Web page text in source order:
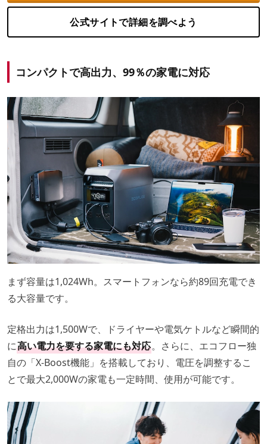
公式サイトで詳細を調べよう
コンパクトで高出力、99％の家電に対応
まず容量は1,024Wh。スマートフォンなら約89回充電でき
る大容量です。
定格出力は1,500Wで、ドライヤーや電気ケトルなど瞬間的
に高い電力を要する家電にも対応。さらに、エコフロー独
自の「X-Boost機能」を搭載しており、電圧を調整するこ
とで最大2,000Wの家電も一定時間、使用が可能です。